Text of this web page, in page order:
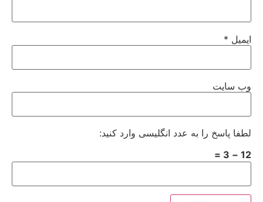
ایمیل *
وب‌ سایت
لطفا پاسخ را به عدد انگلیسی وارد کنید:
12 − 3 =